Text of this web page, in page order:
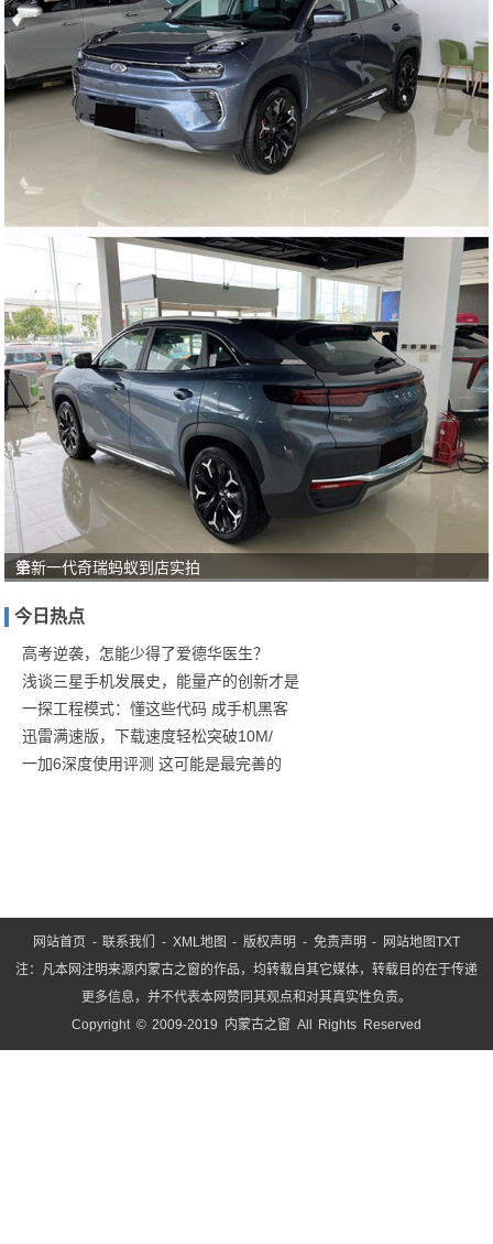
第
六
届
鄂
尔
多
斯
全新一代奇瑞蚂蚁到店实拍
今日热点
高考逆袭，怎能少得了爱德华医生？
浅谈三星手机发展史，能量产的创新才是
一探工程模式：懂这些代码 成手机黑客
迅雷满速版，下载速度轻松突破10M/
一加6深度使用评测 这可能是最完善的
网站首页 -联系我们 - XML地图 -版权声明 - 免责声明 - 网站地图TXT
注：凡本网注明来源内蒙古之窗的作品，均转载自其它媒体，转载目的在于传递
更多信息，并不代表本网赞同其观点和对其真实性负责。
Copyright © 2009-2019 内蒙古之窗 All Rights Reserved